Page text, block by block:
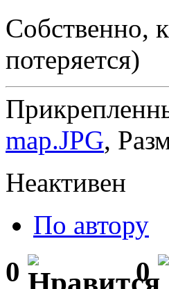
Собственно,
потеряется)
map.JPG,
Неактивен
По автору
0 0